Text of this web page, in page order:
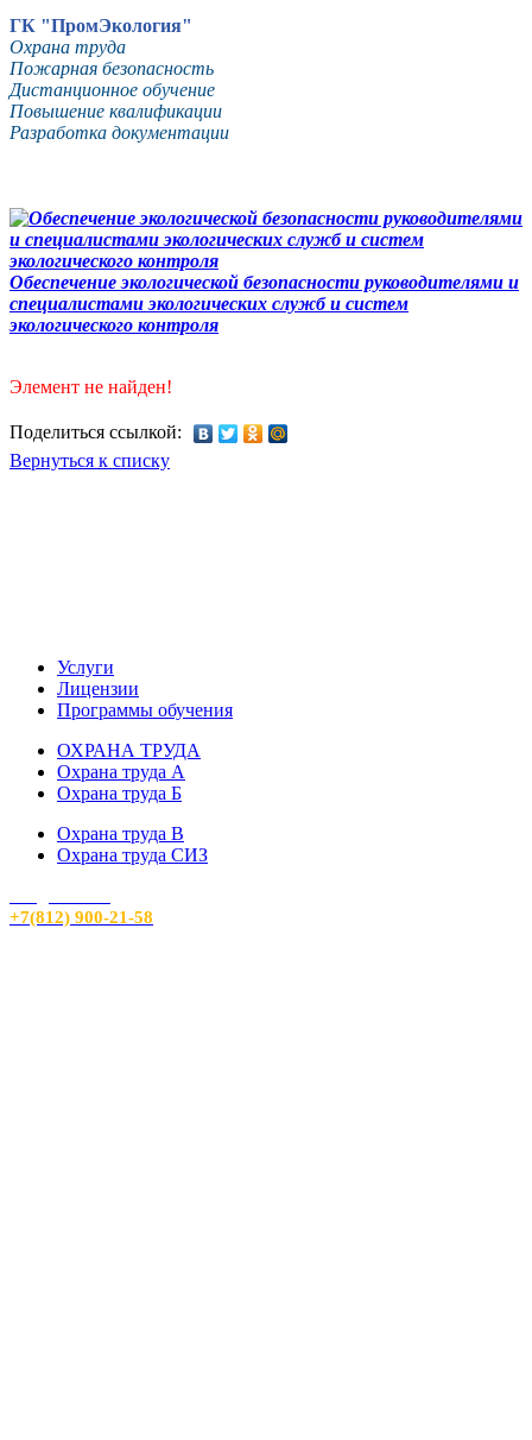
ГК "ПромЭкология"
Охрана труда
Пожарная безопасность
Дистанционное обучение
Повышение квалификации
Разработка документации
Обеспечение экологической безопасности руководителями и
специалистами экологических служб и систем
экологического контроля
Элемент не найден!
Поделиться ссылкой:
Вернуться к списку
Услуги
Лицензии
Программы обучения
ОХРАНА ТРУДА
Охрана труда А
Охрана труда Б
Охрана труда В
Охрана труда СИЗ
+7(812) 900-21-58